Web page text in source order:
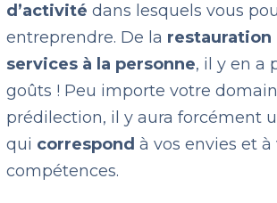
d’activité dans lesquels vous
entreprendre. De la
services à la personne, il y en a
goûts ! Peu importe votre
prédilection, il y aura forcément
qui correspondà vos envies et à
compétences.